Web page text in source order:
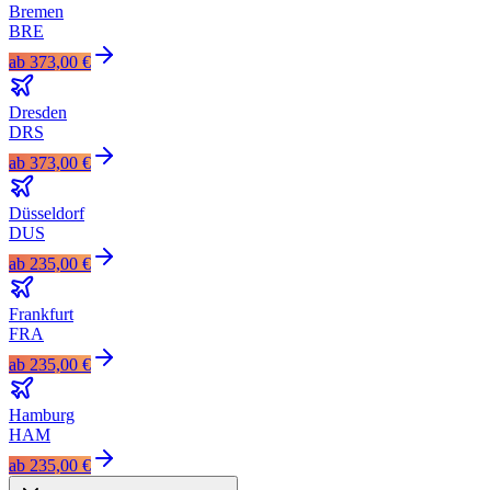
Bremen
BRE
ab 373,00 €
Dresden
DRS
ab 373,00 €
Düsseldorf
DUS
ab 235,00 €
Frankfurt
FRA
ab 235,00 €
Hamburg
HAM
ab 235,00 €